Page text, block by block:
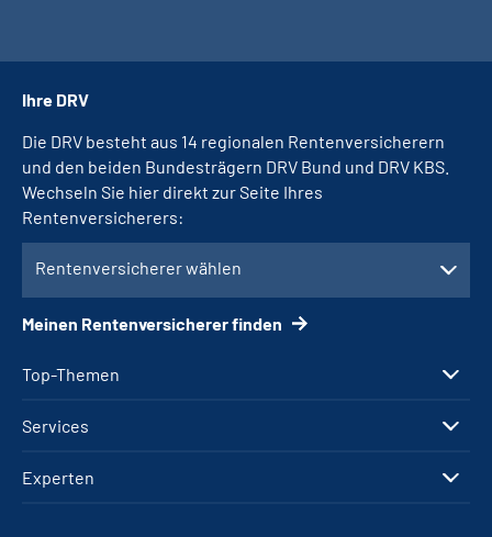
Top-Themen
Services
Experten
Ihre DRV
Die DRV besteht aus 14 regionalen Rentenversicherern
und den beiden Bundesträgern DRV Bund und DRV KBS.
Wechseln Sie hier direkt zur Seite Ihres
Rentenversicherers:
Rentenversicherer wählen
Meinen Rentenversicherer finden